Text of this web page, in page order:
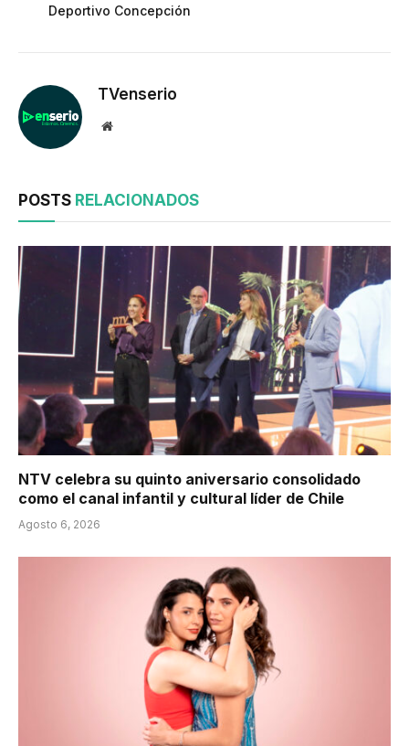
Deportivo Concepción
TVenserio
Website
POSTS RELACIONADOS
NTV celebra su quinto aniversario consolidado
como el canal infantil y cultural líder de Chile
Agosto 6, 2026